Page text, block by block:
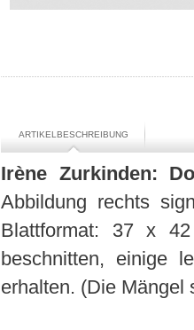
ARTIKELBESCHREIBUNG
Irène Zurkinden:
Abbildung rechts
Blattformat: 37 x
beschnitten, einige
erhalten. (Die Mängel